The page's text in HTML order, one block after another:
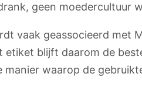
geen moedercultuur
vaak geassocieerd met
etiket blijft daarom de
manier waarop de